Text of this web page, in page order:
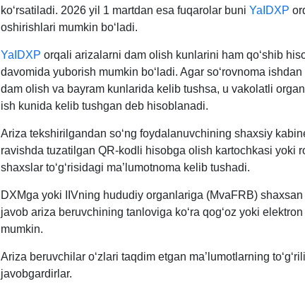
koʻrsatiladi. 2026 yil 1 martdan esa fuqarolar buni YaIDXP
oshirishlari mumkin boʻladi.
YaIDXP orqali arizalarni dam olish kunlarini ham qoʻshib
davomida yuborish mumkin boʻladi. Agar soʻrovnoma
dam olish va bayram kunlarida kelib tushsa, u vakolatli
ish kunida kelib tushgan deb hisoblanadi.
Ariza tekshirilgandan soʻng foydalanuvchining shaхsiy
ravishda tuzatilgan QR-kodli hisobga olish kartochkasi yoki
shaхslar toʻgʻrisidagi ma’lumotnoma kelib tushadi.
DXMga yoki IIVning hududiy organlariga (MvaFRB)
javob ariza beruvchining tanloviga koʻra qogʻoz yoki
mumkin.
Ariza beruvchilar oʻzlari taqdim etgan ma’lumotlarning
javobgardirlar.